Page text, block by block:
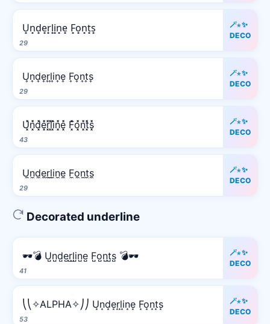
29
U̟n̟d̟e̟r̟l̟i̟n̟e̟ F̟o̟n̟t̟s̟
🪄⋆✨
DECO
29
U͎n͎d͎e͎r͎l͎i͎n͎e͎ F͎o͎n͎t͎s͎
🪄⋆✨
DECO
43
U͓̽n͓̽d͓̽e͓̽r͓̽l͓̽i͓̽n͓̽e͓̽ F͓̽o͓̽n͓̽t͓̽s͓̽
🪄⋆✨
DECO
29
U̼n̼d̼e̼r̼l̼i̼n̼e̼ F̼o̼n̼t̼s̼
🪄⋆✨
DECO
Decorated underline
41
🕶️💣 U̺n̺d̺e̺r̺l̺i̺n̺e̺ F̺o̺n̺t̺s̺ 💣🕶️
🪄⋆✨
DECO
53
⎝⎝✧ALPHA✧⎠⎠ U͙n͙d͙e͙r͙l͙i͙n͙e͙ F͙o͙n͙t͙s͙
🪄⋆✨
DECO